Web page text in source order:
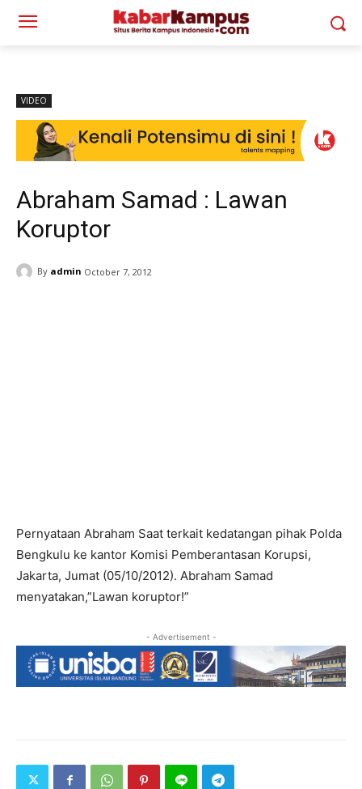
VIDEO
Abraham Samad : Lawan
Koruptor
By admin October 7, 2012
Pernyataan Abraham Saat terkait kedatangan pihak Polda
Bengkulu ke kantor Komisi Pemberantasan Korupsi,
Jakarta, Jumat (05/10/2012). Abraham Samad
menyatakan,”Lawan koruptor!”
- Advertisement -